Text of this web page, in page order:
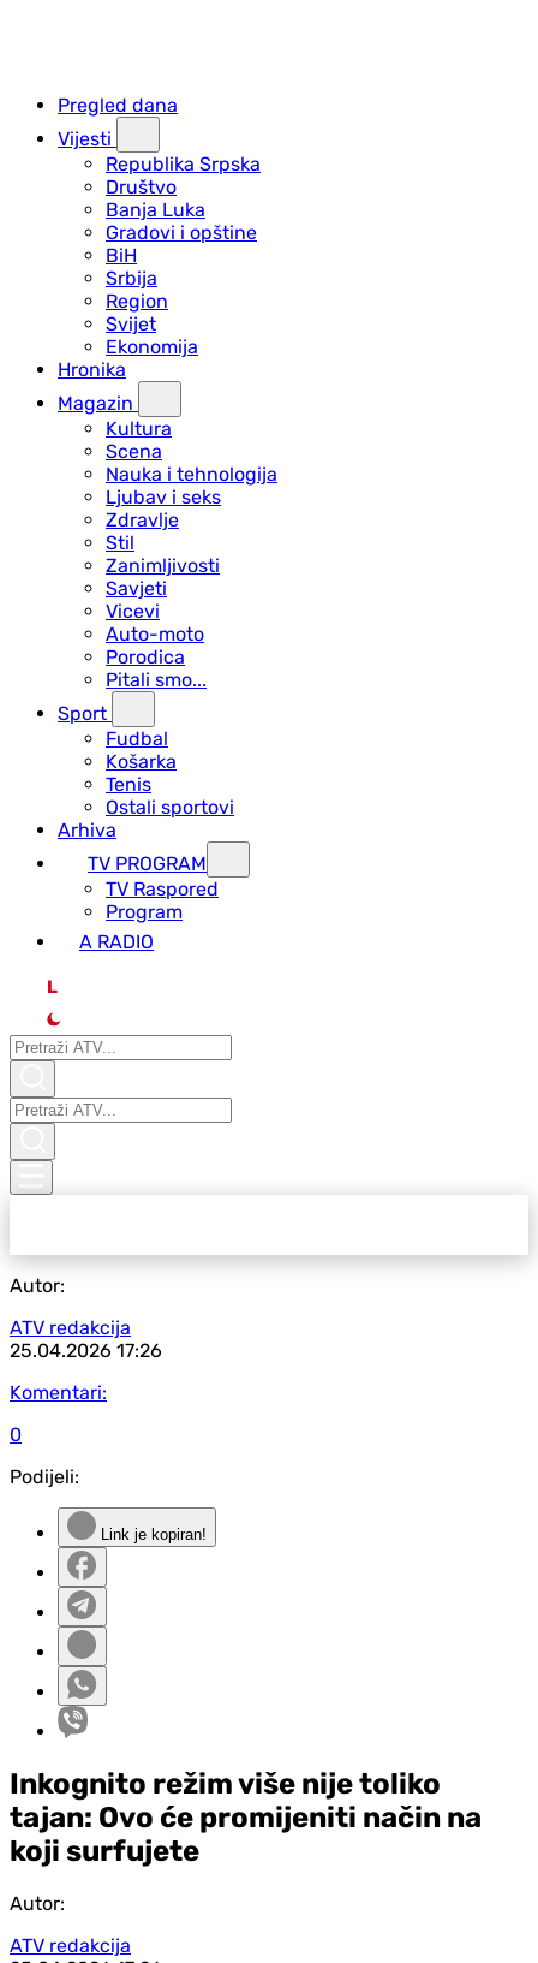
Pregled dana
Vijesti
Republika Srpska
Društvo
Banja Luka
Gradovi i opštine
BiH
Srbija
Region
Svijet
Ekonomija
Hronika
Magazin
Kultura
Scena
Nauka i tehnologija
Ljubav i seks
Zdravlje
Stil
Zanimljivosti
Savjeti
Vicevi
Auto-moto
Porodica
Pitali smo...
Sport
Fudbal
Košarka
Tenis
Ostali sportovi
Arhiva
TV PROGRAM
ТV Raspored
Program
A RADIO
L
Autor:
ATV redakcija
25.04.2026 17:26
Komentari:
0
Podijeli:
Link je kopiran!
Inkognito režim više nije toliko
tajan: Ovo će promijeniti način na
koji surfujete
Autor:
ATV redakcija